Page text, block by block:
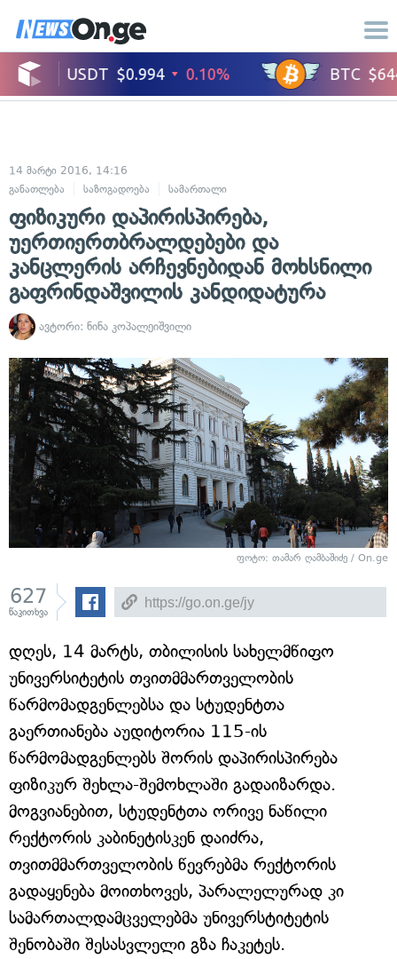
14 მარტი 2016, 14:16
განათლება
საზოგადოება სამართალი
ფიზიკური დაპირისპირება,
უერთიერთბრალდებები და
კანცლერის არჩევნებიდან მოხსნილი
გაფრინდაშვილის კანდიდატურა
ავტორი: ნინა კოპალეიშვილი
ფოტო: თამარ ღამბაშიძე / On.ge
627
წაკითხვა
დღეს, 14 მარტს, თბილისის სახელმწიფო
უნივერსიტეტის თვითმმართველობის
წარმომადგენლებსა და სტუდენტთა
გაერთიანება აუდიტორია 115-ის
წარმომადგენლებს შორის დაპირისპირება
ფიზიკურ შეხლა-შემოხლაში გადაიზარდა.
მოგვიანებით, სტუდენტთა ორივე ნაწილი
რექტორის კაბინეტისკენ დაიძრა,
თვითმმართველობის წევრებმა რექტორის
გადაყენება მოითხოვეს, პარალელურად კი
სამართალდამცველებმა უნივერსტიტეტის
შენობაში შესასვლელი გზა ჩაკეტეს.